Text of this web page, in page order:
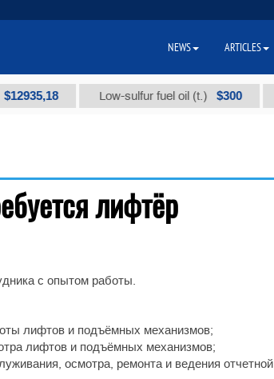
Low-sulfur fuel oil (t.) $300
лифтёр
с опытом работы.
лифтов и подъёмных механизмов;
лифтов и подъёмных механизмов;
осмотра, ремонта и ведения отчетной
NEWS ARTICLES